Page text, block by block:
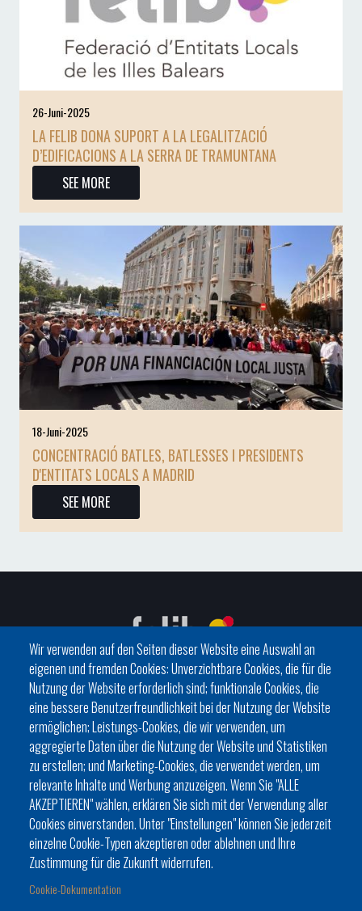
26-Juni-2025
LA FELIB DONA SUPORT A LA LEGALITZACIÓ
D’EDIFICACIONS A LA SERRA DE TRAMUNTANA
SEE MORE
18-Juni-2025
CONCENTRACIÓ BATLES, BATLESSES I PRESIDENTS
D'ENTITATS LOCALS A MADRID
SEE MORE
Wir verwenden auf den Seiten dieser Website eine Auswahl an
eigenen und fremden Cookies: Unverzichtbare Cookies, die für die
Nutzung der Website erforderlich sind; funktionale Cookies, die
eine bessere Benutzerfreundlichkeit bei der Nutzung der Website
ermöglichen; Leistungs-Cookies, die wir verwenden, um
aggregierte Daten über die Nutzung der Website und Statistiken
zu erstellen; und Marketing-Cookies, die verwendet werden, um
relevante Inhalte und Werbung anzuzeigen. Wenn Sie "ALLE
AKZEPTIEREN" wählen, erklären Sie sich mit der Verwendung aller
Cookies einverstanden. Unter "Einstellungen" können Sie jederzeit
einzelne Cookie-Typen akzeptieren oder ablehnen und Ihre
Zustimmung für die Zukunft widerrufen.
Cookie-Dokumentation
Footer
HISTÒRIA ORGANITZACIÓ
BATLES I BATLESSES
C/ del General Riera, 111 07010 Palma
Phone 971 760911 - Fax 971 763102